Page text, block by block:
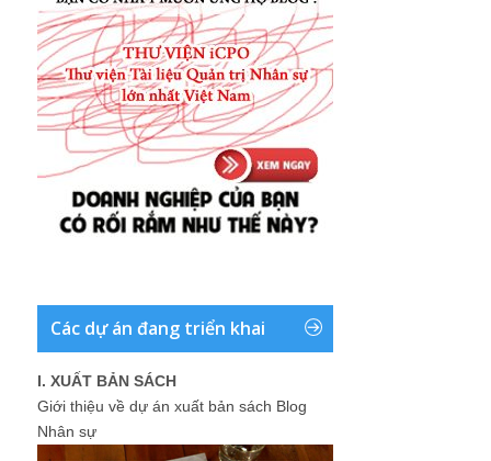
Các dự án đang triển khai
I. XUẤT BẢN SÁCH
Giới thiệu về dự án xuất bản sách Blog
Nhân sự